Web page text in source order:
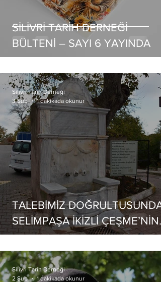
SİLİVRİ TARİH DERNEĞİ
BÜLTENİ – SAYI 6 YAYINDA
TALEBİMİZ DOĞRULTUSUNDA
SELİMPAŞA İKİZLİ ÇEŞME’NİN
BASİT ONARIMI İÇİN İBB MİRAS
HAREKETE GEÇİYOR
Silivri Tarih Derneği
3 Şub
1 dakikada okunur
Silivri Tarih Derneği
2 Şub
1 dakikada okunur